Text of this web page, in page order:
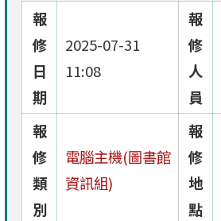
報
修
日
期
2025-07-31
11:08
報
修
人
員
報
修
類
別
電腦主機(圖書館
資訊組)
報
修
地
點